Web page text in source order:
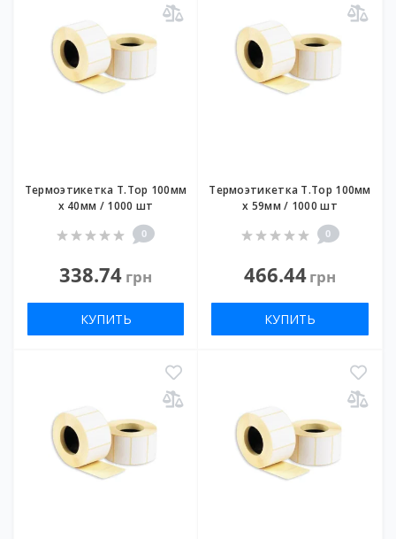
Термоэтикетка T.Top 100мм
х 40мм / 1000 шт
0
338.74 грн
КУПИТЬ
Термоэтикетка T.Top 100мм
х 59мм / 1000 шт
0
466.44грн
КУПИТЬ